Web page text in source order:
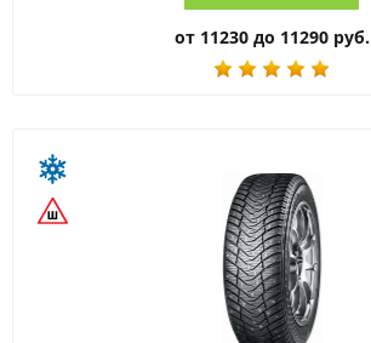
от 11230 до 11290 руб.